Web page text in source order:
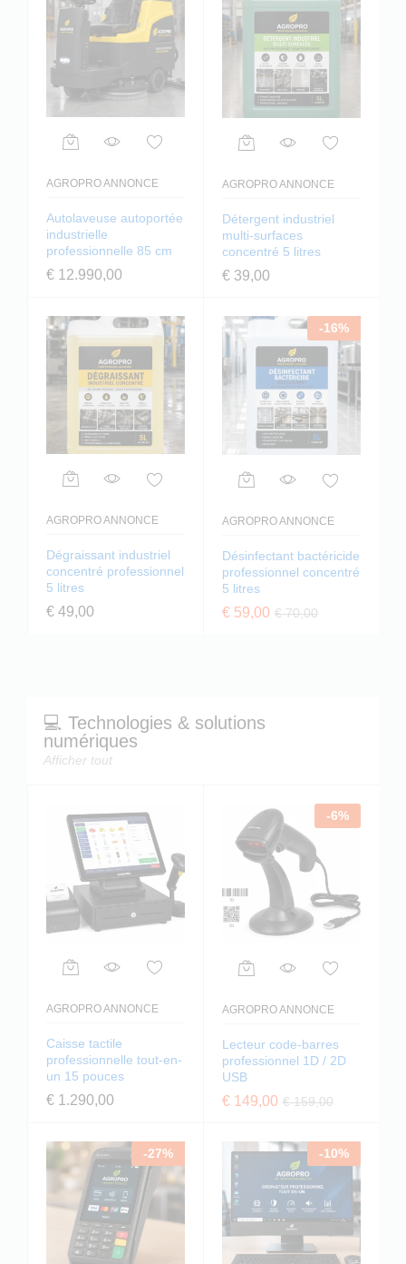
AGROPRO ANNONCE
Autolaveuse autoportée
industrielle
professionnelle 85 cm
€ 12.990,00
AGROPRO ANNONCE
Détergent industriel
multi-surfaces
concentré 5 litres
€39,00
AGROPRO ANNONCE
Dégraissant industriel
concentré professionnel
5 litres
€ 49,00
-16%
AGROPRO ANNONCE
Désinfectant bactéricide
professionnel concentré
5 litres
€59,00 €70,00
💻 Technologies & solutions
numériques
Afficher tout
AGROPRO ANNONCE
Caisse tactile
professionnelle tout-en-
un 15 pouces
€ 1.290,00
-6%
AGROPRO ANNONCE
Lecteur code-barres
professionnel 1D / 2D
USB
€149,00 €159,00
-27% -10%